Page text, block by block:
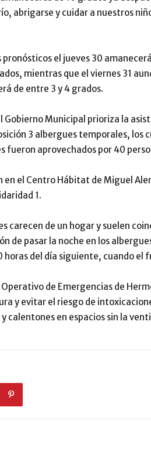
abrigarse y cuidar a nuestros
pronósticos el jueves 30
mientras que el viernes 31
de entre 3 y 4 grados.
Gobierno Municipal prioriza la
3 albergues temporales, los
fueron aprovechados por 40
en el Centro Hábitat de Miguel
1.
carecen de un hogar y suelen
de pasar la noche en los
horas del día siguiente, cuando el
de Emergencias de
y evitar el riesgo de
calentones en espacios sin la